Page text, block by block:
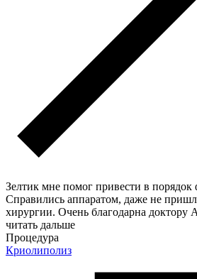
Зелтик мне помог привести в порядок
Справились аппаратом, даже не
хирургии. Очень благодарна доктору
читать дальше
Процедура
Криолиполиз